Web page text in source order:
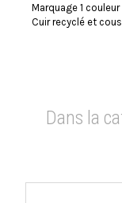
Marquage 1
Cuir recyclé et
Dans la